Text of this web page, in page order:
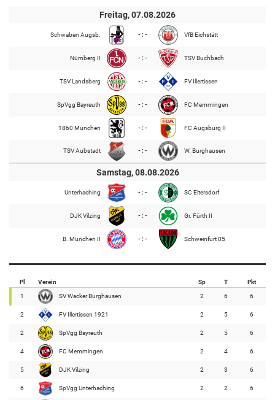
Freitag, 07.08.2026
Schwaben Augsb. - : - VfB Eichstätt
Nürnberg II - : - TSV Buchbach
TSV Landsberg - : - FV Illertissen
SpVgg Bayreuth - : - FC Memmingen
1860 München - : - FC Augsburg II
TSV Aubstadt - : - W. Burghausen
Samstag, 08.08.2026
Unterhaching - : - SC Eltersdorf
DJK Vilzing - : - Gr. Fürth II
B. München II - : - Schweinfurt 05
Pl Verein Sp T Pkt
1 SV Wacker Burghausen 2 6 6
2 FV Illertissen 1921 2 5 6
2 SpVgg Bayreuth 2 5 6
4 FC Memmingen 2 4 6
5 DJK Vilzing 2 3 6
6 SpVgg Unterhaching 2 2 6